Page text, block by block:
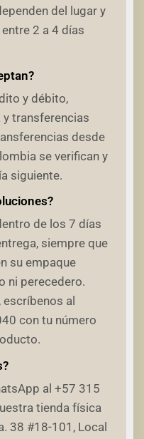
del lugar y
2 a 4 días
y débito,
transferencias
desde
se verifican y
siguiente.
de los 7 días
siempre que
su empaque
ni perecedero.
al
con tu número
al +57 315
tienda física
38 #18-101, Local